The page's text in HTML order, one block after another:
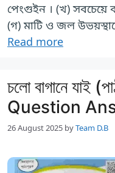
পেংগুইন । (খ) সবচেয়ে
(গ) মাটি ও জল
Read more
চলো বাগানে
Question
26 August 2025 byTeam D.B